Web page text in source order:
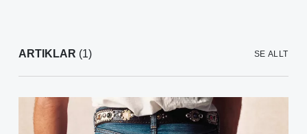
ARTIKLAR (1) SE ALLT